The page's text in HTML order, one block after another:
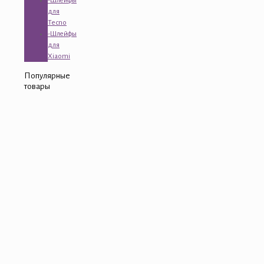
для
Tecno
-Шлейфы
для
Xiaomi
Популярные
товары